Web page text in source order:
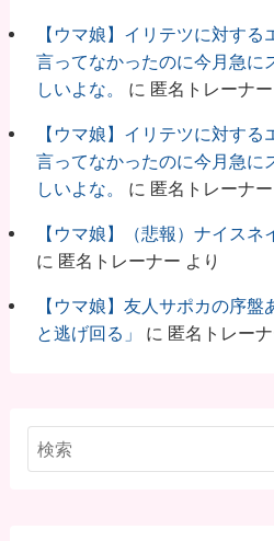
【ウマ娘】イリテツに対す
言ってなかったのに今月急に
しいよな。
に 匿名トレーナー
【ウマ娘】イリテツに対す
言ってなかったのに今月急に
しいよな。
に 匿名トレーナー
【ウマ娘】（悲報）ナイス
に 匿名トレーナー より
【ウマ娘】友人サポカの序
と逃げ回る」
に 匿名トレー